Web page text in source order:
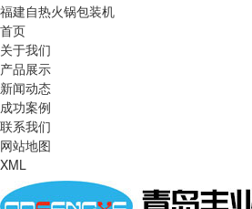
福建自热火锅包装机
首页
关于我们
产品展示
新闻动态
成功案例
联系我们
网站地图
XML